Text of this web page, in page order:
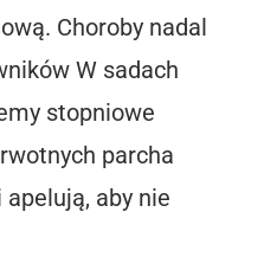
Choroby nadal
W sadach
stopniowe
parcha
apelują, aby nie